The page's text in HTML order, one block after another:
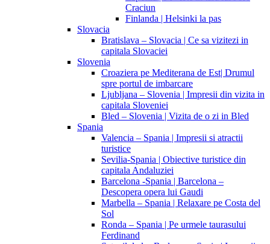
Craciun
Finlanda | Helsinki la pas
Slovacia
Bratislava – Slovacia | Ce sa vizitezi in
capitala Slovaciei
Slovenia
Croaziera pe Mediterana de Est| Drumul
spre portul de imbarcare
Ljubljana – Slovenia | Impresii din vizita in
capitala Sloveniei
Bled – Slovenia | Vizita de o zi in Bled
Spania
Valencia – Spania | Impresii si atractii
turistice
Sevilia-Spania | Obiective turistice din
capitala Andaluziei
Barcelona -Spania | Barcelona –
Descopera opera lui Gaudi
Marbella – Spania | Relaxare pe Costa del
Sol
Ronda – Spania | Pe urmele taurasului
Ferdinand